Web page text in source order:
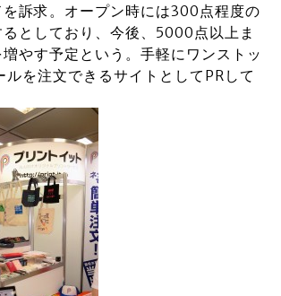
を訴求。オープン時には300点程度の
としており、今後、5000点以上ま
やす予定という。手軽にワンストッ
ルを注文できるサイトとしてPRして